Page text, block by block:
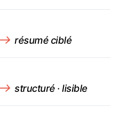
résumé ciblé
structuré · lisible